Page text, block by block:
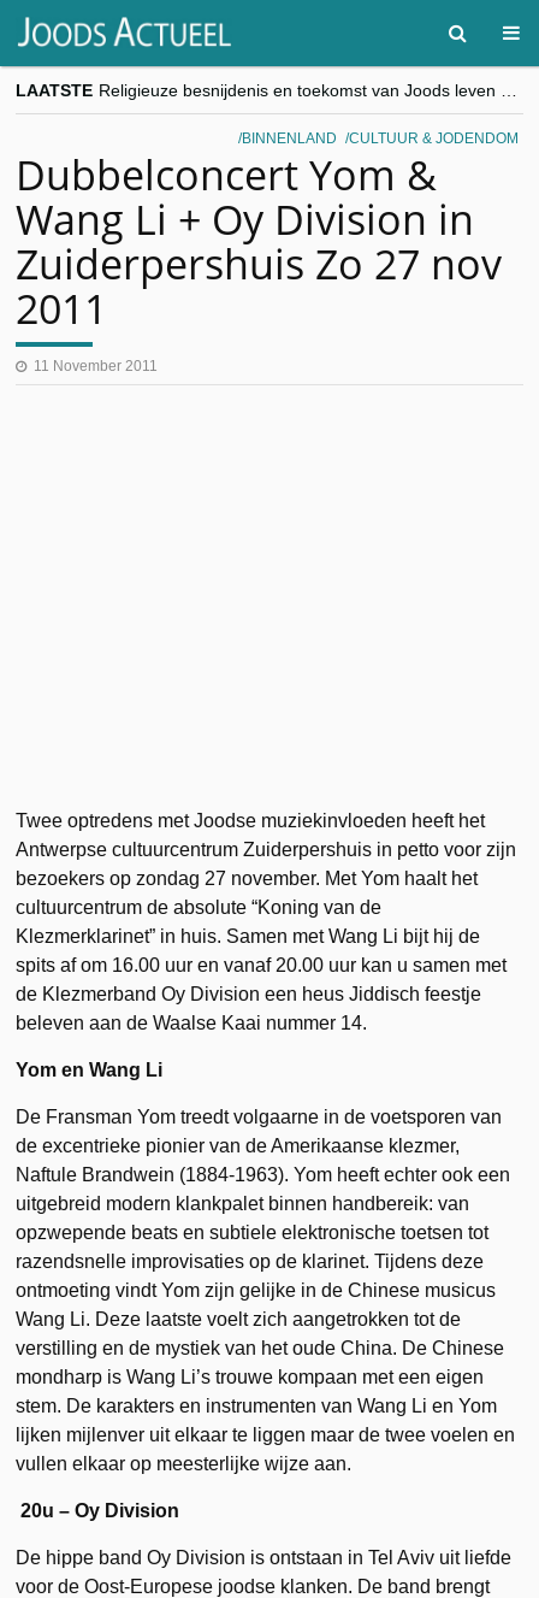
LAATSTE
“Besnijdenisdebat toont hoe moeilijk seculiere Westen minderheden begrijpt”, Jinnih Beels (Vooruit)
CITYTRIP | ROEMENIË – Boekarest: de verrassing van Oost-Europa
BINNENLAND CULTUUR & JODENDOM
Dubbelconcert Yom &
Wang Li + Oy Division in
Zuiderpershuis Zo 27 nov
2011
11 November 2011
Twee optredens met Joodse muziekinvloeden heeft het
Antwerpse cultuurcentrum Zuiderpershuis in petto voor zijn
bezoekers op zondag 27 november. Met Yom haalt het
cultuurcentrum de absolute “Koning van de
Klezmerklarinet” in huis. Samen met Wang Li bijt hij de
spits af om 16.00 uur en vanaf 20.00 uur kan u samen met
de Klezmerband Oy Division een heus Jiddisch feestje
beleven aan de Waalse Kaai nummer 14.
Yom en Wang Li
De Fransman Yom treedt volgaarne in de voetsporen van
de excentrieke pionier van de Amerikaanse klezmer,
Naftule Brandwein (1884-1963). Yom heeft echter ook een
uitgebreid modern klankpalet binnen handbereik: van
opzwepende beats en subtiele elektronische toetsen tot
razendsnelle improvisaties op de klarinet. Tijdens deze
ontmoeting vindt Yom zijn gelijke in de Chinese musicus
Wang Li. Deze laatste voelt zich aangetrokken tot de
verstilling en de mystiek van het oude China. De Chinese
mondharp is Wang Li’s trouwe kompaan met een eigen
stem. De karakters en instrumenten van Wang Li en Yom
lijken mijlenver uit elkaar te liggen maar de twee voelen en
vullen elkaar op meesterlijke wijze aan.
20u – Oy Division
De hippe band Oy Division is ontstaan in Tel Aviv uit liefde
voor de Oost-Europese joodse klanken. De band brengt